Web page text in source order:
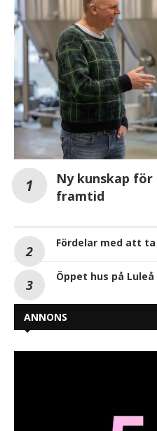
Ny kunskap
framtid
Fördelar med att
Öppet hus på
ANNONS